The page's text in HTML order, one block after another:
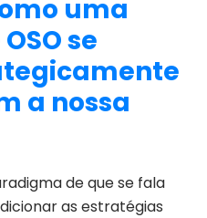
uma
se
a nossa
de que se fala
as estratégias